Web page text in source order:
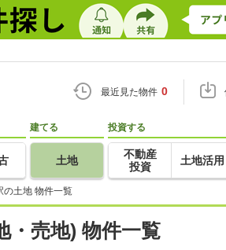
最近見た物件 0
建てる
土地
投資する
不動産
投資
土地活用
の土地 物件一覧
・売地) 物件一覧